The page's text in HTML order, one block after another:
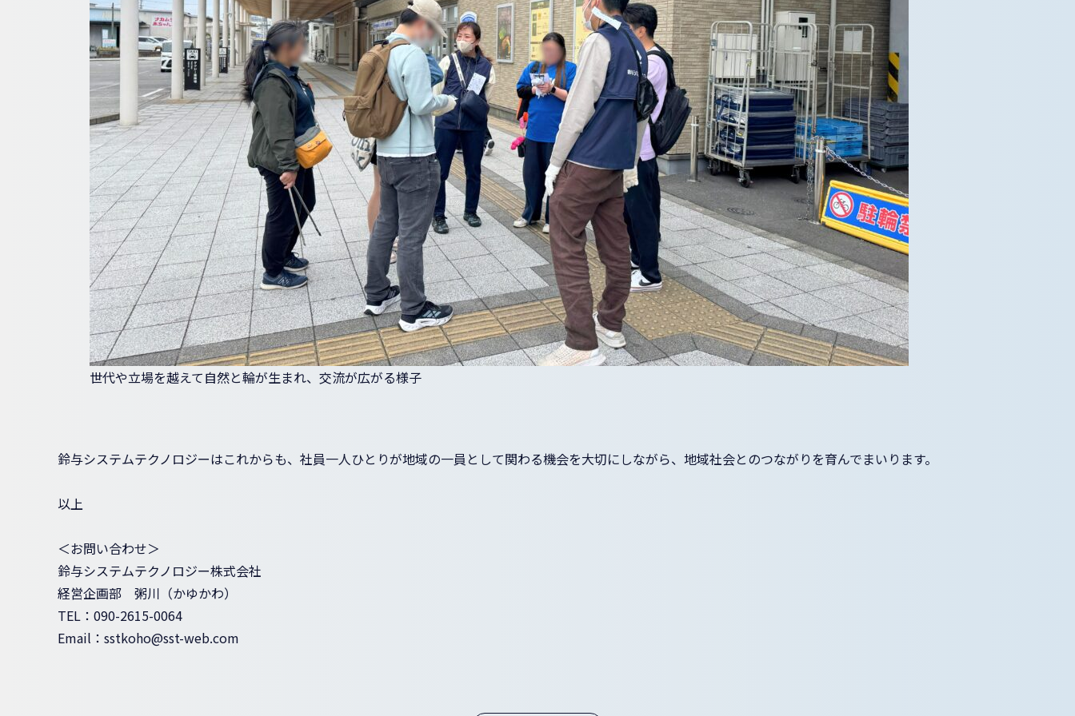
世代や立場を越えて自然と輪が生まれ、交流が広がる様子
鈴与システムテクノロジーはこれからも、社員一人ひとりが地域の一員として関わる機会を大切にしながら、地域社会とのつながりを育んでまいります。
以上
＜お問い合わせ＞
鈴与システムテクノロジー株式会社
経営企画部 粥川（かゆかわ）
TEL：090-2615-0064
Email：sstkoho@sst-web.com